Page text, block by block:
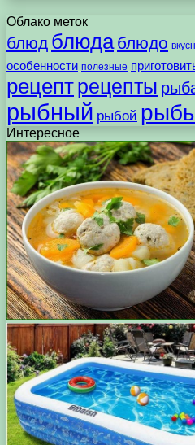
Облако меток
блюд блюда блюдо
особенности полезные
рецептрецепты
рыбный рыбой
Интересное